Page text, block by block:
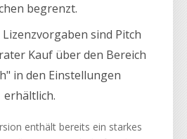
begrenzt.
sind Pitch
Kauf über den Bereich
in den Einstellungen
erhältlich.
enthält bereits ein starkes